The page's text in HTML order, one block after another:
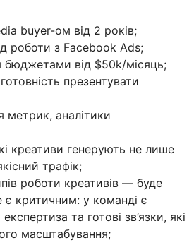
buyer-ом від 2 років;
роботи з Facebook Ads;
бюджетами від $50k/місяць;
презентувати
метрик, аналітики
креативи генерують не лише
трафік;
роботи креативів — буде
є критичним: у команді є
та готові зв’язки, які
масштабування;